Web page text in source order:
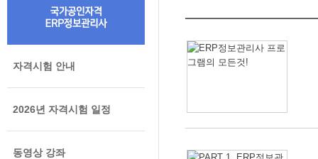
자격시험 안내
2026년 자격시험 일정
동영상 강좌